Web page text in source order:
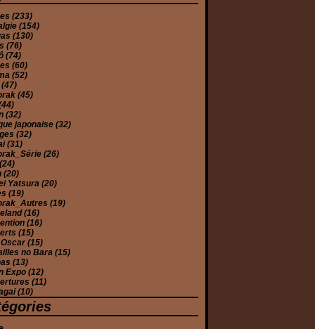
(233)
(154)
(130)
(76)
(74)
(60)
(52)
(47)
(45)
(32)
japonaise (32)
(32)
(31)
(26)
(24)
(20)
Yatsura (20)
(19)
(19)
(16)
(16)
(15)
(15)
no Bara (15)
(13)
Expo (12)
(11)
(10)